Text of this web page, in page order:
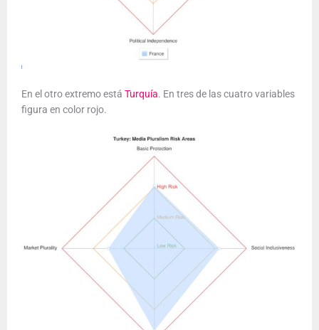
En el otro extremo está Turquía. En tres de las cuatro variables
figura en color rojo.